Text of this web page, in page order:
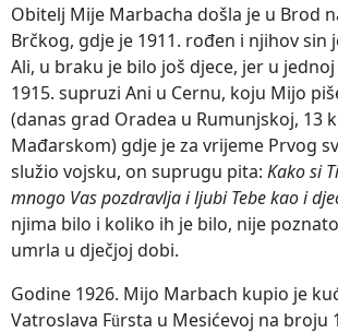
Obitelj Mije Marbacha došla je u Brod
Brčkog, gdje je 1911. rođen i njihov sin
Ali, u braku je bilo još djece, jer u
1915. supruzi Ani u Cernu, koju Mijo
(danas grad Oradea u Rumunjskoj, 13
Mađarskom) gdje je za vrijeme Prvog
služio vojsku, on suprugu pita: Kako si
mnogo Vas pozdravlja i ljubi Tebe kao i
njima bilo i koliko ih je bilo, nije
umrla u dječjoj dobi.
Godine 1926. Mijo Marbach kupio je
Vatroslava Fürsta u Mesićevoj na broju